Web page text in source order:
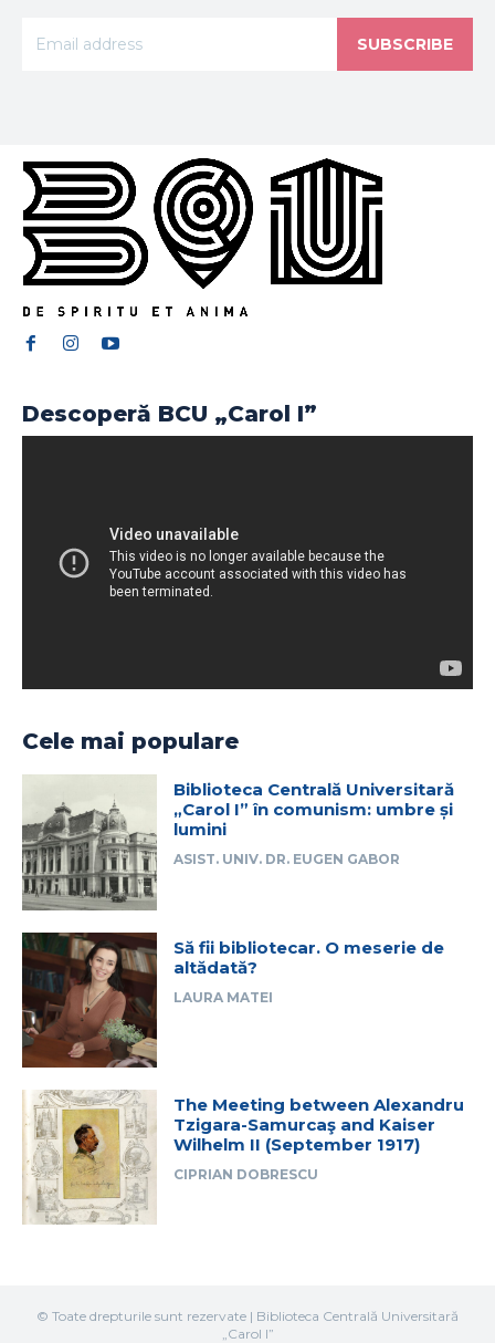
SUBSCRIBE
Descoperă BCU „Carol I”
Cele mai populare
Biblioteca Centrală Universitară
„Carol I” în comunism: umbre și
lumini
ASIST. UNIV. DR. EUGEN GABOR
Să fii bibliotecar. O meserie de
altădată?
LAURA MATEI
The Meeting between Alexandru
Tzigara-Samurcaş and Kaiser
Wilhelm II (September 1917)
CIPRIAN DOBRESCU
© Toate drepturile sunt rezervate | Biblioteca Centrală Universitară
„Carol I”